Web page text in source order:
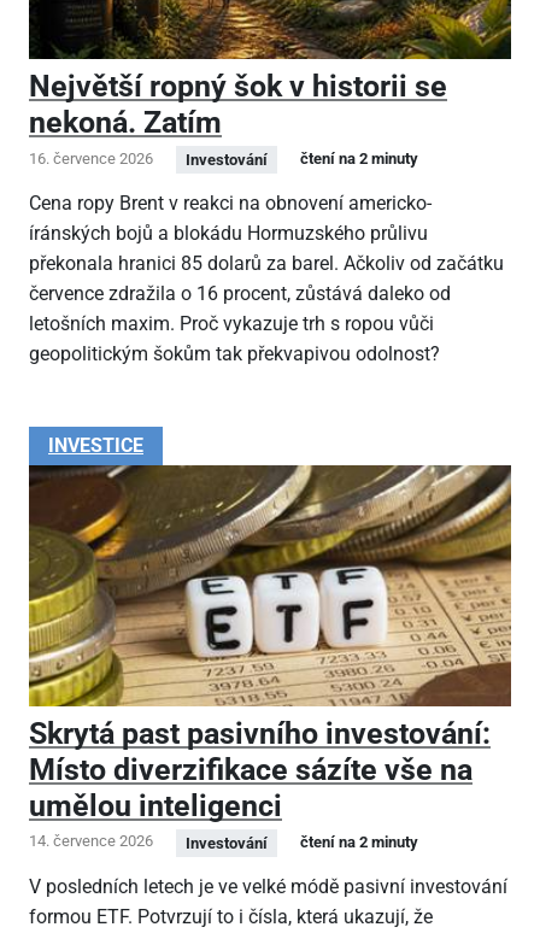
Největší ropný šok v historii se
nekoná. Zatím
16. července 2026 Investování čtení na 2 minuty
Cena ropy Brent v reakci na obnovení americko-
íránských bojů a blokádu Hormuzského průlivu
překonala hranici 85 dolarů za barel. Ačkoliv od začátku
července zdražila o 16 procent, zůstává daleko od
letošních maxim. Proč vykazuje trh s ropou vůči
geopolitickým šokům tak překvapivou odolnost?
INVESTICE
Skrytá past pasivního investování:
Místo diverzifikace sázíte vše na
umělou inteligenci
14. července 2026 Investování čtení na 2 minuty
V posledních letech je ve velké módě pasivní investování
formou ETF. Potvrzují to i čísla, která ukazují, že